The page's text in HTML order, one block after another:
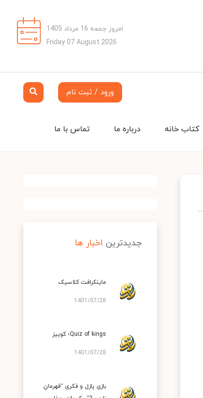
امروز جمعه 16 مرداد 1405
Friday 07 August 2026
ورود / ثبت نام
تماس با ما درباره ما کتاب خانه
جدیدترین اخبار ها
ماینکرافت کلاسیک
1401/07/28
Quiz of kings؛ کوییز
1401/07/28
بازی پازل و فکری “قهرمانِ